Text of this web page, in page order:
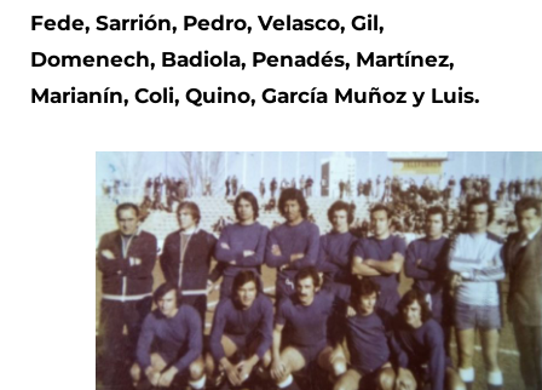
Fede, Sarrión, Pedro, Velasco, Gil,
Domenech, Badiola, Penadés, Martínez,
Marianín, Coli, Quino, García Muñoz y Luis.